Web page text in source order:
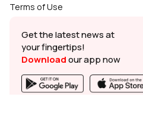
Terms of Use
Get the latest news at
your fingertips!
Downloadour app now